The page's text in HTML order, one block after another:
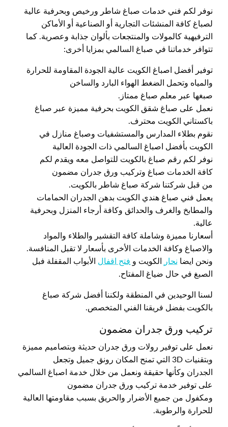
نوفر لكم فني خدمات صباغ شاطر ورخيص وبحرفية عالية
لصباغ كافة المنشئات التجارية أو الصناعية أو الأماكن
الترفيهية كالمولات والمنتجعات بألوان جذابة وعصرية. كما
تتوافر خدماتنا في صباغ السالمي بمزايا أخرى:
توفير أفضل اصباغ الكويت عالية الجودة المقاومة للحرارة
والمياه وتحمل الضغط الهواء البارد والساخن
صبغها عبر معلم صباغ ممتاز.
نعمل على صباغ شقق الكويت بحرفية مميزة عبر صباغ
باكستاني الكويت محترف.
نقوم بطلاء المدارس والمستشفيات وصباغ منازل في
الكويت بأفضل اصباغ السالمي ذات الجودة العالية
نوفر لكم رقم صباغ بالكويت للتواصل معه ويقدم لكم
كافة الخدمات صباغ وتركيب ورق جدران مضمون
من قبل شركتنا شركة صباغ شاطر بالكويت.
يعمل فني صباغ هندي الكويت بدهن الجدران الحمامات
والمطابخ والغرف والحدائق وكافة أرجاء المنزل وبحرفية
عالية.
أسعارنا مميزة وشاملة كافة التقشير والطلاء والمواد
والاصباغ وكافة الخدمات الأخرى بأسعار لا تقبل المنافسة.
ونحن ايضا نحار الكويت و فتح اقفال الأبواب المقفلة فبل
الصبغ في حال ضياغ المفتاح.
لسنا الوحيدين في المنطقة ولكننا أفضل شركة صباغ
بالكويت بفضل فريقنا الفني المتخصص.
تركيب ورق جدران مضمون
نعمل على توفير رولات ورق جدران حديثة وبتصاميم مميزة
وبتقنيات 3D التي تمنح المكان رونق جميل وتجعل
الجدران وكأنها حقيقة ونعمل من خلال خدمة اصباغ السالمي
على توفير خدمة تركيب ورق جدران مضمون
ومكفول من جميع الأضرار والحريق بسبب مقاومتها العالية
للحرارة والرطوبة.